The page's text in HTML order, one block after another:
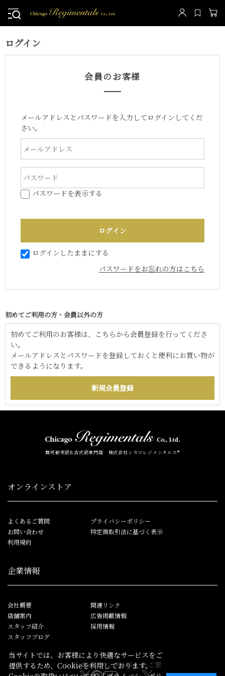
ログイン
会員のお客様
メールアドレスとパスワードを入力してログインしてくだ
さい。
パスワードを表示する
ログインしたままにする
パスワードをお忘れの方はこちら
初めてご利用の方・会員以外の方
初めてご利用のお客様は、こちらから会員登録を行ってくださ
い。
メールアドレスとパスワードを登録しておくと便利にお買い物が
できるようになります。
無可動実銃&古式銃専門店 株式会社シカゴレジメンタルス®
オンラインストア
よくあるご質問
お問い合わせ
利用規約
プライバシーポリシー
特定商取引法に基づく表示
企業情報
会社概要
店舗案内
スタッフ紹介
スタッフブログ
関連リンク
広告掲載情報
採用情報
シカゴレジメンタルスしかご堂
当サイトでは、お客様により快適なサービスをご
提供するため、Cookieを利用しております。